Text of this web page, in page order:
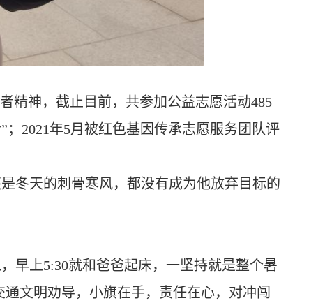
精神，截止目前，共参加公益志愿活动485
2021年5月被红色基因传承志愿服务团队评
冬天的刺骨寒风，都没有成为他放弃目标的
早上5:30就和爸爸起床，一坚持就是整个暑
文明劝导，小旗在手，责任在心，对冲闯